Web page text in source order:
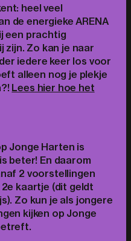
heel veel
de energieke ARENA
een prachtig
zijn. Zo kan je naar
iedere keer los voor
alleen nog je plekje
Lees hier hoe het
Jonge Harten is
beter! En daarom
2 voorstellingen
kaartje (dit geldt
Zo kun je als jongere
kijken op Jonge